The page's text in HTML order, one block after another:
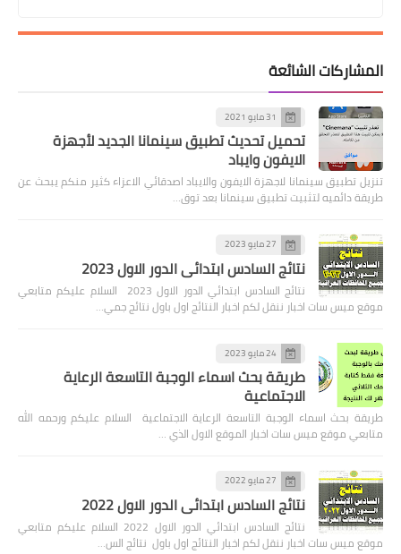
المشاركات الشائعة
31 مايو 2021
تحميل تحديث تطبيق سينمانا الجديد لأجهزة
الايفون وايباد
تنزيل تطبيق سينمانا لاجهزة الايفون والايباد اصدقائي الاعزاء كثير منكم يبحث عن
طريقة دائميه لتثبيت تطبيق سينمانا بعد توق…
27 مايو 2023
نتائج السادس ابتدائي الدور الاول 2023
نتائج السادس ابتدائي الدور الاول 2023 السلام عليكم متابعي
موقع ميس سات اخبار ننقل لكم اخبار النتائج اول باول نتائج جمي…
24 مايو 2023
طريقة بحث اسماء الوجبة التاسعة الرعاية
الاجتماعية
طريقة بحث اسماء الوجبة التاسعة الرعاية الاجتماعية السلام عليكم ورحمه الله
متابعي موقع ميس سات اخبار الموقع الاول الذي …
27 مايو 2022
نتائج السادس ابتدائي الدور الاول 2022
نتائج السادس ابتدائي الدور الاول 2022 السلام عليكم متابعي
موقع ميس سات اخبار ننقل لكم اخبار النتائج اول باول نتائج الس…